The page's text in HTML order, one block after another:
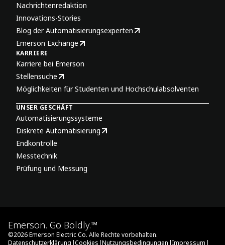
Nachrichtenredaktion
Innovations-Stories
Blog der Automatisierungsexperten
Emerson Exchange
KARRIERE
Karriere bei Emerson
Stellensuche
Möglichkeiten für Studenten und Hochschulabsolventen
UNSER GESCHÄFT
Automatisierungssysteme
Diskrete Automatisierung
Endkontrolle
Messtechnik
Prüfung und Messung
Emerson. Go Boldly.™
©2026Emerson Electric Co. Alle Rechte vorbehalten.
Datenschutzerklärung Cookies Nutzungsbedingungen Impressum